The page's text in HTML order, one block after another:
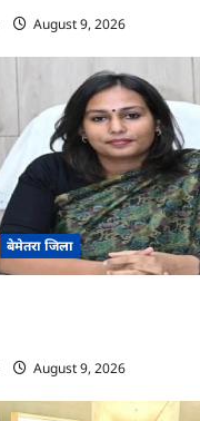
August 9, 2026
बेमेतरा जिला
August 9, 2026